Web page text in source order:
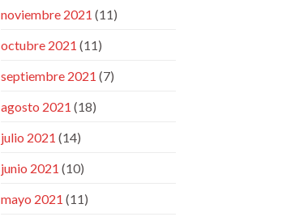
noviembre 2021 (11)
octubre 2021 (11)
septiembre 2021 (7)
agosto 2021 (18)
julio 2021 (14)
junio 2021 (10)
mayo 2021 (11)